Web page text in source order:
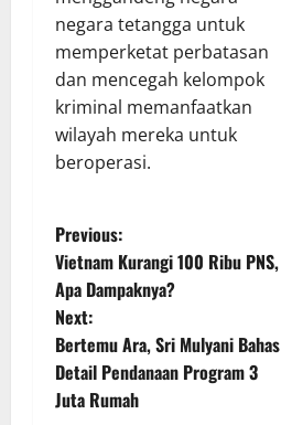
negara tetangga untuk
memperketat perbatasan
dan mencegah kelompok
kriminal memanfaatkan
wilayah mereka untuk
beroperasi.
P
o
s
t
Previous:
Vietnam Kurangi 100 Ribu PNS,
Apa Dampaknya?
Next:
Bertemu Ara, Sri Mulyani Bahas
Detail Pendanaan Program 3
Juta Rumah